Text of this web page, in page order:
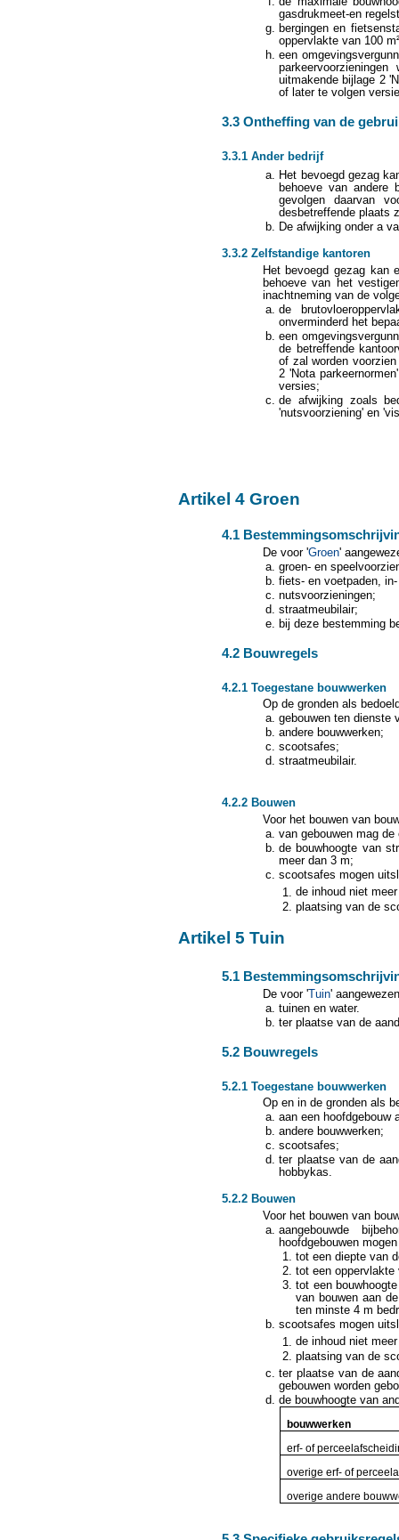
gasdrukmeet-en
bergingen en
oppervlakte van 100
een
uitmakende bijlage 2
of later te volgen
3.3 Ontheffing van de
3.3.1 Ander bedrijf
Het bevoegd gezag
behoeve van andere
gevolgen daarvan
desbetreffende plaats
De afwijking onder a
3.3.2 Zelfstandige kantoren
Het bevoegd gezag kan
behoeve van het
inachtneming van de
de
onverminderd het
een
de betreffende
of zal worden
2 'Nota
versies;
de afwijking zoals
'nutsvoorziening' en
Artikel 4 Groen
4.1
De voor 'Groen'
groen- en
fiets- en voetpaden,
nutsvoorzieningen;
straatmeubilair;
bij deze bestemming
4.2 Bouwregels
4.2.1 Toegestane bouwwerken
Op de gronden als
gebouwen ten dienste
andere bouwwerken;
scootsafes;
straatmeubilair.
4.2.2 Bouwen
Voor het bouwen van
van gebouwen mag
de bouwhoogte van
meer dan 3 m;
scootsafes mogen
de inhoud niet
plaatsing van de
Artikel 5 Tuin
5.1
De voor 'Tuin'
tuinen en water.
ter plaatse van de
5.2 Bouwregels
5.2.1 Toegestane bouwwerken
Op en in de gronden als
aan een hoofdgebouw
andere bouwwerken;
scootsafes;
ter plaatse van de
hobbykas.
5.2.2 Bouwen
Voor het bouwen van
aangebouwde
hoofdgebouwen
tot een diepte van
tot een oppervlakte
tot een
van bouwen aan
ten minste 4 m
scootsafes mogen
de inhoud niet
plaatsing van de
ter plaatse van de
gebouwen worden
de bouwhoogte van
bouwwerken
erf- of
overige erf- of
overige andere